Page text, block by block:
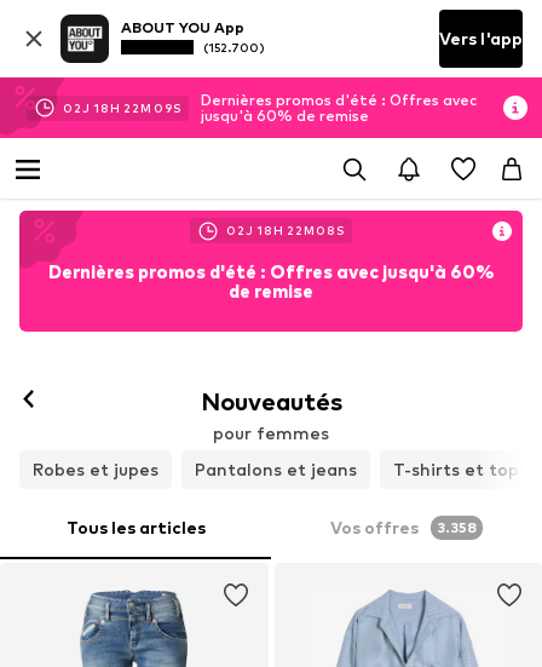
ABOUT YOU App
(152.700) Vers l'app
02J 18H 22M 07S
Dernières promos d'été : Offres avec
jusqu'à 60% de remise
02J 18H 22M 07 S
Dernières promos d'été : Offres avec jusqu'à 60%
de remise
Nouveautés
pour femmes
Robes et jupes
Pantalons et jeans T-shirts et tops
Tous les articles Vos offres 3.358